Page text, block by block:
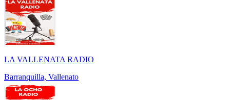
LA VALLENATA RADIO
Barranquilla, Vallenato